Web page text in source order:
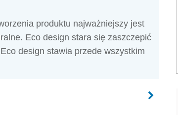
produktu najważniejszy jest
Eco design stara się zaszczepić
design stawia przede wszystkim